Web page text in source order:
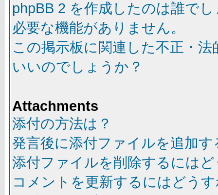
phpBB 2 を作成したのは誰で
必要な機能がありません。
この掲示板に関連した不正・
いいのでしょうか？
Attachments
添付の方法は？
発言後に添付ファイルを追加
添付ファイルを削除するには
コメントを更新するにはどう